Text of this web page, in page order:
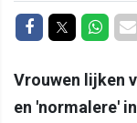
Delen opDelen op
Vrouwen lijken
en 'normalere'